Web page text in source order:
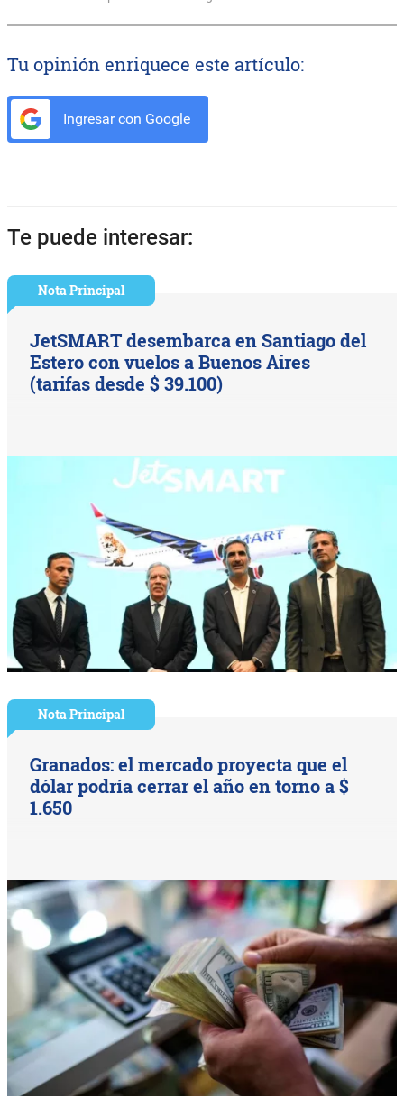
Tu opinión enriquece este artículo:
Ingresar con Google
Te puede interesar:
Nota Principal
JetSMART desembarca en Santiago del
Estero con vuelos a Buenos Aires
(tarifas desde $ 39.100)
Nota Principal
Granados: el mercado proyecta que el
dólar podría cerrar el año en torno a $
1.650